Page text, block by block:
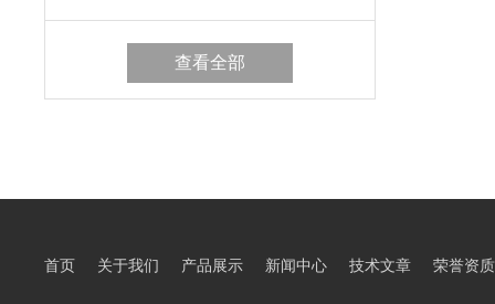
查看全部
首页 关于我们 产品展示 新闻中心 技术文章 荣誉资质